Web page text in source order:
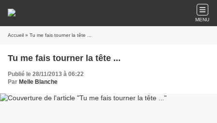
MENU
Accueil » Tu me fais tourner la tête ...
Tu me fais tourner la tête ...
Publié le 28/11/2013 à 06:22
Par Melle Blanche